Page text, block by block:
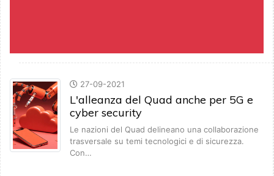
27-09-2021
L'alleanza del Quad anche per 5G e
cyber security
Le nazioni del Quad delineano una collaborazione
trasversale su temi tecnologici e di sicurezza.
Con…